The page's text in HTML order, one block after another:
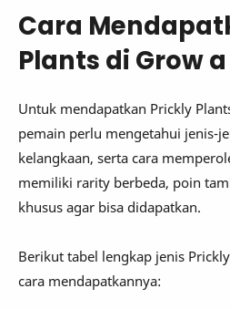
Cara
Plants di Grow
Untuk mendapatkan Prickly
pemain perlu mengetahui jenis-
kelangkaan, serta cara
memiliki rarity berbeda, poin
khusus agar bisa didapatkan.
Berikut tabel lengkap jenis
cara mendapatkannya: